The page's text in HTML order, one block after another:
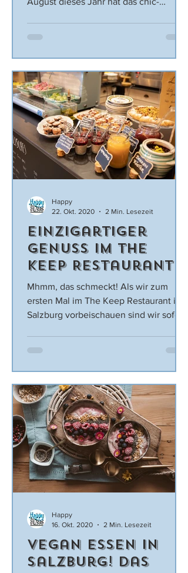
Einzigartiger
Genuss im The
Keep Restaurant!
Bio, vegan &
saisonal
Mhmm, das schmeckt! Als wir zum
ersten Mal im The Keep Restaurant in
Salzburg vorbeischauen sind wir sofort
Happy
22. Okt. 2020
2 Min. Lesezeit
Vegan essen in
Salzburg! Das
Happy
16. Okt. 2020
2 Min. Lesezeit